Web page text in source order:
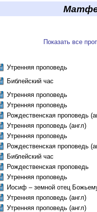
Показать все
Утренняя проповедь
Библейский час
Утренняя проповедь
Утренняя проповедь
Рождественская проповедь
Утренняя проповедь (англ)
Утренняя проповедь
Рождественская проповедь
Библейский час
Рождественская проповедь
Утренняя проповедь
Иосиф – земной отец
Утренняя проповедь (англ)
Утренняя проповедь (англ)